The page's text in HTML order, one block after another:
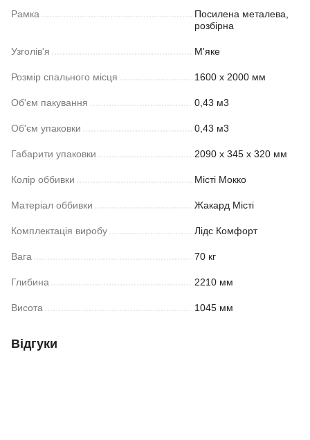
Рамка
Посилена металева,
розбірна
Узголів'я М'яке
Розмір спального місця 1600 х 2000 мм
Об'єм пакування 0,43 м3
Об'єм упаковки 0,43 м3
Габарити упаковки 2090 x 345 x 320 мм
Колір оббивки Місті Мокко
Матеріал оббивки Жакард Місті
Комплектація виробу Лідс Комфорт
Вага 70 кг
Глибина 2210 мм
Висота 1045 мм
Відгуки